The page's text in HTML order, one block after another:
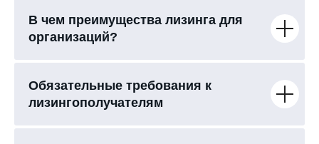
В чем преимущества лизинга для
организаций?
Обязательные требования к
лизингополучателям